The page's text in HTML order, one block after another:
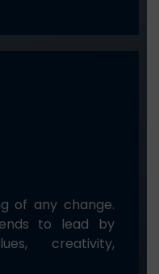
of any change.
to lead by
creativity,